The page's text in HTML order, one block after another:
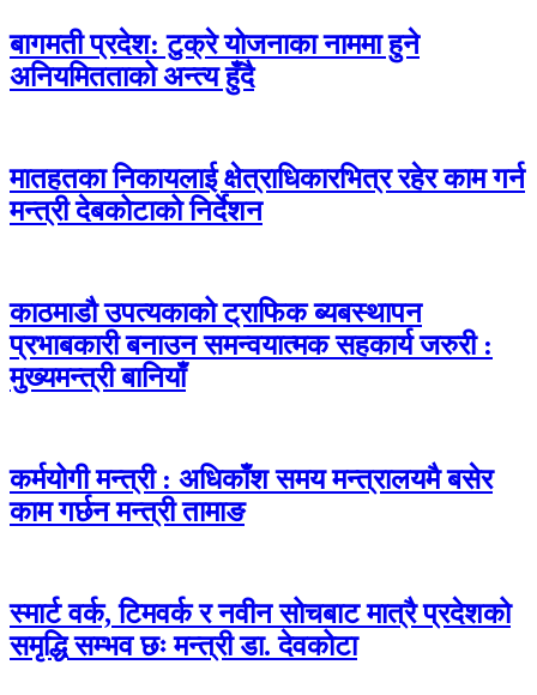
बागमती प्रदेश: टुक्रे योजनाका नाममा हुने
अनियमितताको अन्त्य हुँदै
मातहतका निकायलाई क्षेत्राधिकारभित्र रहेर काम गर्न
मन्त्री देबकोटाको निर्देशन
काठमाडौ उपत्यकाको ट्राफिक ब्यबस्थापन
प्रभाबकारी बनाउन समन्वयात्मक सहकार्य जरुरी :
मुख्यमन्त्री बानियाँ
कर्मयोगी मन्त्री : अधिकाँश समय मन्त्रालयमै बसेर
काम गर्छन मन्त्री तामाङ
स्मार्ट वर्क, टिमवर्क र नवीन सोचबाट मात्रै प्रदेशको
समृद्धि सम्भव छः मन्त्री डा. देवकोटा